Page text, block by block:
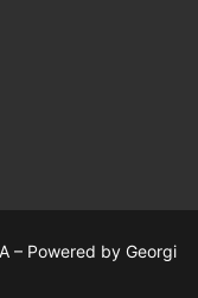
– Powered by Georgi